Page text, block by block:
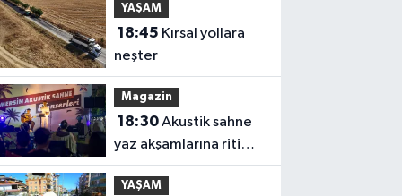
YAŞAM
18:45
neşter
Magazin
18:30Akustik sahne
yaz akşamlarına ritim
katıyor
YAŞAM